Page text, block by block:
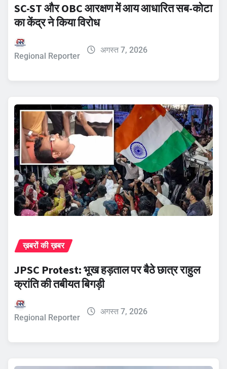
SC-ST और OBC आरक्षण में आय आधारित सब-कोटा
का केंद्र ने किया विरोध
Regional Reporter
अगस्त 7, 2026
ख़बरों की ख़बर
JPSC Protest: भूख हड़ताल पर बैठे छात्र राहुल
क्रांति की तबीयत बिगड़ी
Regional Reporter
अगस्त 7, 2026